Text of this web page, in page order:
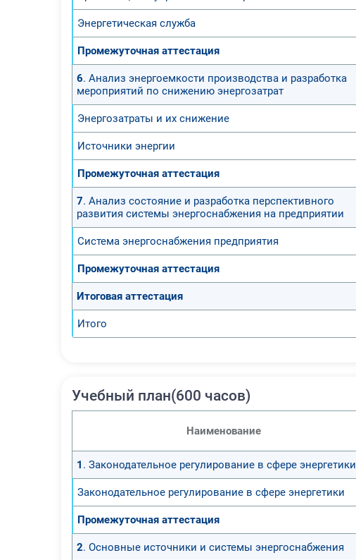
Энергетическая служба
Промежуточная аттестация
6. Анализ энергоемкости производства и разработка
мероприятий по снижению энергозатрат
Энергозатраты и их снижение
Источники энергии
Промежуточная аттестация
7. Анализ состояние и разработка перспективного
развития системы энергоснабжения на предприятии
Система энергоснабжения предприятия
Промежуточная аттестация
Итоговая аттестация
Итого
Учебный план(600 часов)
Наименование
1 . Законодательное регулирование в сфере энергетики
Законодательное регулирование в сфере энергетики
Промежуточная аттестация
2. Основные источники и системы энергоснабжения